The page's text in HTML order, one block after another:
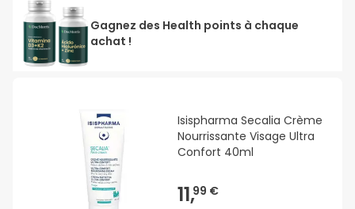
Gagnez des Health points à chaque
achat !
Isispharma Secalia Crème
Nourrissante Visage Ultra
Confort 40ml
11,99 €